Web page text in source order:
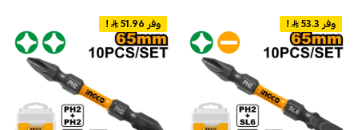
وفر 53.3 ! وفر 51.96 !